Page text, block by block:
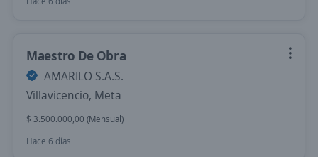
Maestro De Obra
AMARILO S.A.S.
Villavicencio, Meta
$ 3.500.000,00 (Mensual)
Hace 6 días